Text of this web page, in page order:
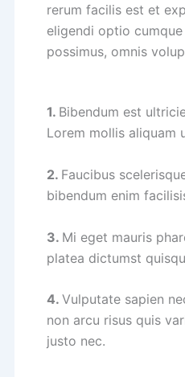
rerum facilis est et
eligendi optio
possimus, omnis
1. Bibendum est
Lorem mollis
2. Faucibus
bibendum enim
3. Mi eget mauris
platea dictumst
4. Vulputate sapien
non arcu risus quis
justo nec.